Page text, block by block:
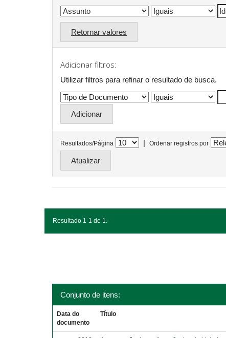
Retornar valores
Adicionar filtros:
Utilizar filtros para refinar o resultado de busca.
Resultados/Página | Ordenar registros por
Resultado 1-1 de 1.
Conjunto de itens:
Data do
documento
Título